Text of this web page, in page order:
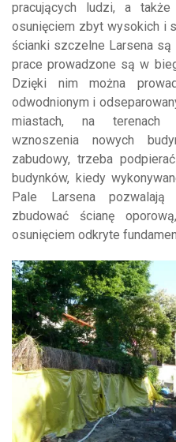
pracujących ludzi, a
osunięciem zbyt wysokich i
ścianki szczelne Larsena
prace prowadzone są w
Dzięki nim można
odwodnionym i
miastach, na terenach
wznoszenia nowych
zabudowy, trzeba
budynków, kiedy
Pale Larsena
zbudować ścianę
osunięciem odkryte